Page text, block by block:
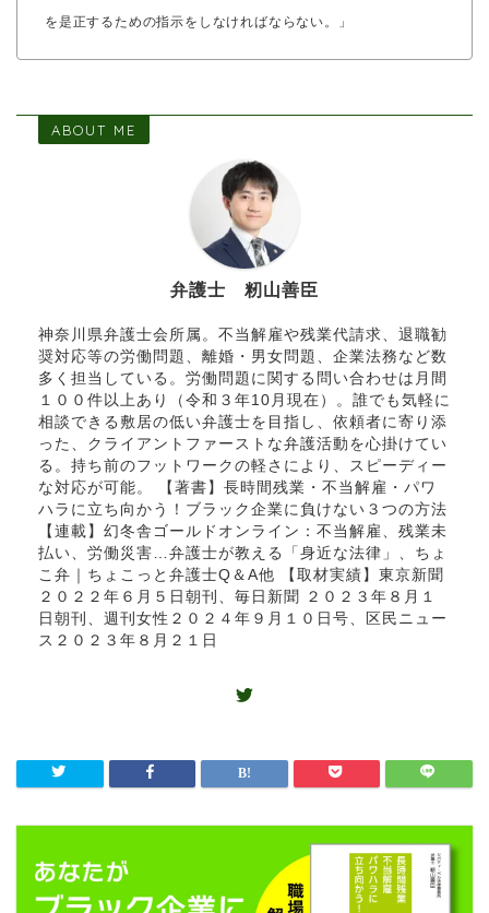
を是正するための指示をしなければならない。」
ABOUT ME
弁護士 籾山善臣
神奈川県弁護士会所属。不当解雇や残業代請求、退職勧
奨対応等の労働問題、離婚・男女問題、企業法務など数
多く担当している。労働問題に関する問い合わせは月間
１００件以上あり（令和３年10月現在）。誰でも気軽に
相談できる敷居の低い弁護士を目指し、依頼者に寄り添
った、クライアントファーストな弁護活動を心掛けてい
る。持ち前のフットワークの軽さにより、スピーディー
な対応が可能。 【著書】長時間残業・不当解雇・パワ
ハラに立ち向かう！ブラック企業に負けない３つの方法
【連載】幻冬舎ゴールドオンライン：不当解雇、残業未
払い、労働災害…弁護士が教える「身近な法律」、ちょ
こ弁｜ちょこっと弁護士Q＆A他 【取材実績】東京新聞
２０２２年６月５日朝刊、毎日新聞 ２０２３年８月１
日朝刊、週刊女性２０２４年９月１０日号、区民ニュー
ス２０２３年８月２１日